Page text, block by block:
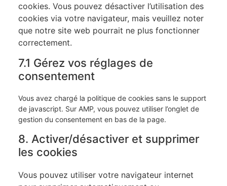
cookies. Vous pouvez désactiver l’utilisation des
cookies via votre navigateur, mais veuillez noter
que notre site web pourrait ne plus fonctionner
correctement.
7.1 Gérez vos réglages de
consentement
Vous avez chargé la politique de cookies sans le support
de javascript. Sur AMP, vous pouvez utiliser l’onglet de
gestion du consentement en bas de la page.
8. Activer/désactiver et supprimer
les cookies
Vous pouvez utiliser votre navigateur internet